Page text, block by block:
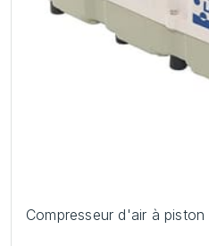
Compresseur d'air à